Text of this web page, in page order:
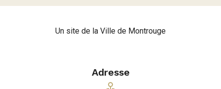
Un site de la Ville de Montrouge
Adresse